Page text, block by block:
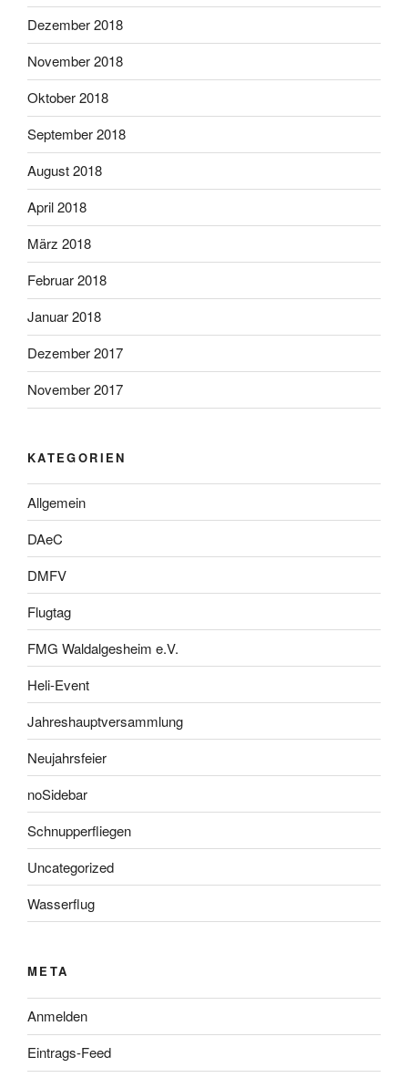
Dezember 2018
November 2018
Oktober 2018
September 2018
August 2018
April 2018
März 2018
Februar 2018
Januar 2018
Dezember 2017
November 2017
KATEGORIEN
Allgemein
DAeC
DMFV
Flugtag
FMG Waldalgesheim e.V.
Heli-Event
Jahreshauptversammlung
Neujahrsfeier
noSidebar
Schnupperfliegen
Uncategorized
Wasserflug
META
Anmelden
Eintrags-Feed